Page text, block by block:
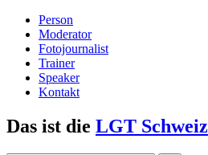
Person
Moderator
Fotojournalist
Trainer
Speaker
Kontakt
Das ist die LGT Schweiz